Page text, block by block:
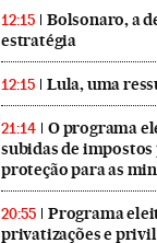
12:15
Bolsonaro, a
estratégia
12:15 Lula, uma
21:14
O programa
subidas de impostos
proteção para as
20:55
Programa
privatizações e